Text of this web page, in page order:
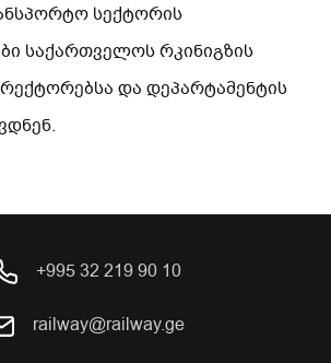
სექტორის
საქართველოს რკინიგზის
და დეპარტამენტის
+995 32 219 90 10
railway@railway.ge